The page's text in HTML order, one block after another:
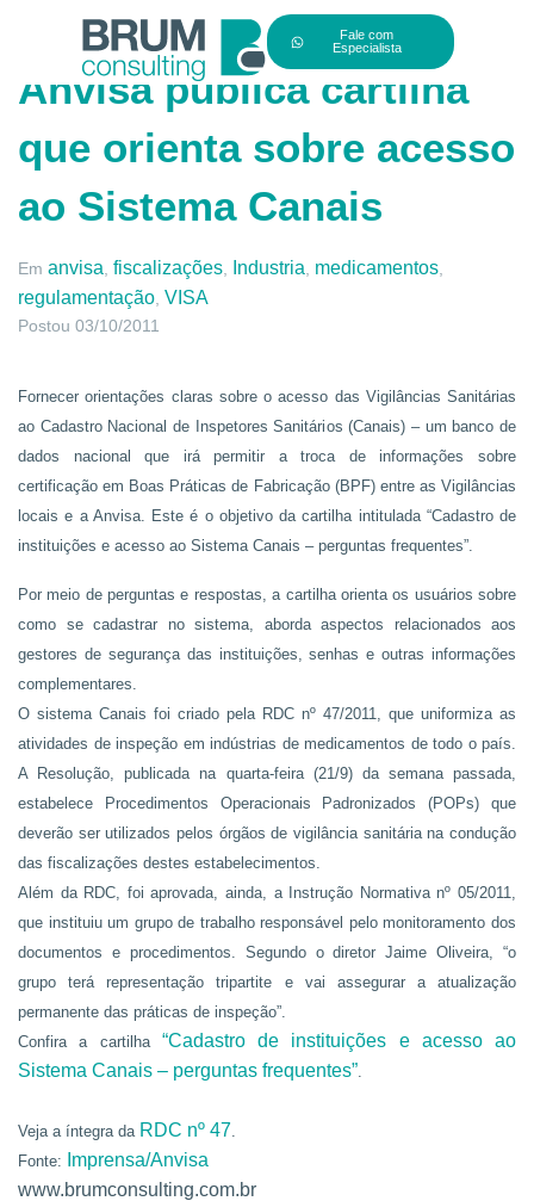
Fale com
Especialista
Anvisa publica cartilha
que orienta sobre acesso
ao Sistema Canais
Em anvisa fiscalizações Industria medicamentos
regulamentação VISA
Postou 03/10/2011
Fornecer orientações claras sobre o acesso das Vigilâncias Sanitárias
ao Cadastro Nacional de Inspetores Sanitários (Canais) – um banco de
dados nacional que irá permitir a troca de informações sobre
certificação em Boas Práticas de Fabricação (BPF) entre as Vigilâncias
locais e a Anvisa. Este é o objetivo da cartilha intitulada “Cadastro de
instituições e acesso ao Sistema Canais – perguntas frequentes”.
Por meio de perguntas e respostas, a cartilha orienta os usuários sobre
como se cadastrar no sistema, aborda aspectos relacionados aos
gestores de segurança das instituições, senhas e outras informações
complementares.
O sistema Canais foi criado pela RDC nº 47/2011, que uniformiza as
atividades de inspeção em indústrias de medicamentos de todo o país.
A Resolução, publicada na quarta-feira (21/9) da semana passada,
estabelece Procedimentos Operacionais Padronizados (POPs) que
deverão ser utilizados pelos órgãos de vigilância sanitária na condução
das fiscalizações destes estabelecimentos.
Além da RDC, foi aprovada, ainda, a Instrução Normativa nº 05/2011,
que instituiu um grupo de trabalho responsável pelo monitoramento dos
documentos e procedimentos. Segundo o diretor Jaime Oliveira, “o
grupo terá representação tripartite e vai assegurar a atualização
permanente das práticas de inspeção”.
Confira a cartilha “Cadastro de instituições e acesso ao
Sistema Canais – perguntas frequentes”.
Veja a íntegra da RDC nº 47.
Fonte:
Imprensa/Anvisa
www.brumconsulting.com.br